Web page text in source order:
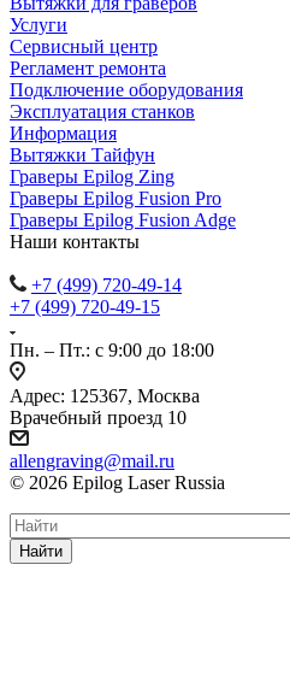
Услуги
Сервисный центр
Регламент ремонта
Подключение оборудования
Эксплуатация станков
Информация
Вытяжки Тайфун
Граверы Epilog Zing
Граверы Epilog Fusion Pro
Граверы Epilog Fusion Adge
Наши контакты
+7 (499) 720-49-14
+7 (499) 720-49-15
Пн. – Пт.: с 9:00 до 18:00
Адрес: 125367, Москва
Врачебный проезд 10
allengraving@mail.ru
© 2026 Epilog Laser Russia
Найти